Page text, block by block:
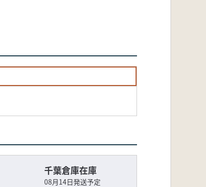
千葉倉庫在庫
08月14日発送予定